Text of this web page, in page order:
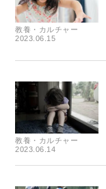
教養・カルチャー
2023.06.15
教養・カルチャー
2023.06.14